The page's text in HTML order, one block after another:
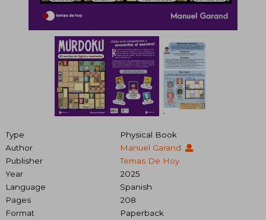
Type
Physical Book
Author
Manuel Garand
Publisher
Temas De Hoy
Year
2025
Language
Spanish
Pages
208
Format
Paperback